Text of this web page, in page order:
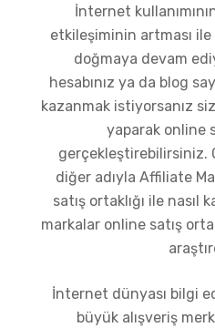
İnternet
etkileşiminin artması
doğmaya devam
hesabınız ya da blog
kazanmak istiyorsanız
yaparak online
gerçekleştirebilirsiniz.
diğer adıyla Affiliate
satış ortaklığı ile nasıl
markalar online satış
İnternet dünyası bilgi
büyük alışveriş